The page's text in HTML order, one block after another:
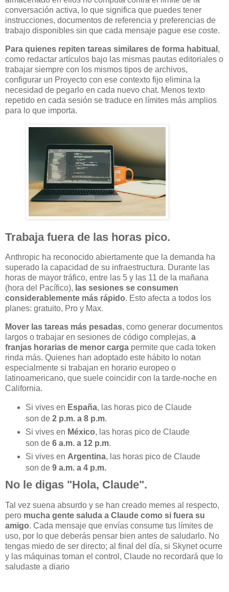
conversación activa, lo que significa que puedes tener
instrucciones, documentos de referencia y preferencias de
trabajo disponibles sin que cada mensaje pague ese coste.
Para quienes repiten tareas similares de forma habitual ,
como redactar artículos bajo las mismas pautas editoriales o
trabajar siempre con los mismos tipos de archivos,
configurar un Proyecto con ese contexto fijo elimina la
necesidad de pegarlo en cada nuevo chat. Menos texto
repetido en cada sesión se traduce en límites más amplios
para lo que importa.
Trabaja fuera de las horas pico.
Anthropic ha reconocido abiertamente que la demanda ha
superado la capacidad de su infraestructura. Durante las
horas de mayor tráfico, entre las 5 y las 11 de la mañana
(hora del Pacífico), las sesiones se consumen
considerablemente más rápido. Esto afecta a todos los
planes: gratuito, Pro y Max.
Mover las tareas más pesadas, como generar documentos
largos o trabajar en sesiones de código complejas, a
franjas horarias de menor carga permite que cada token
rinda más. Quienes han adoptado este hábito lo notan
especialmente si trabajan en horario europeo o
latinoamericano, que suele coincidir con la tarde-noche en
California.
Si vives en España, las horas pico de Claude
son de 2 p.m. a 8 p.m.
Si vives en México, las horas pico de Claude
son de 6 a.m. a 12 p.m.
Si vives en Argentina, las horas pico de Claude
son de 9 a.m. a 4 p.m.
No le digas "Hola, Claude".
Tal vez suena absurdo y se han creado memes al respecto,
pero mucha gente saluda a Claude como si fuera su
amigo. Cada mensaje que envías consume tus límites de
uso, por lo que deberás pensar bien antes de saludarlo. No
tengas miedo de ser directo; al final del día, si Skynet ocurre
y las máquinas toman el control, Claude no recordará que lo
saludaste a diario